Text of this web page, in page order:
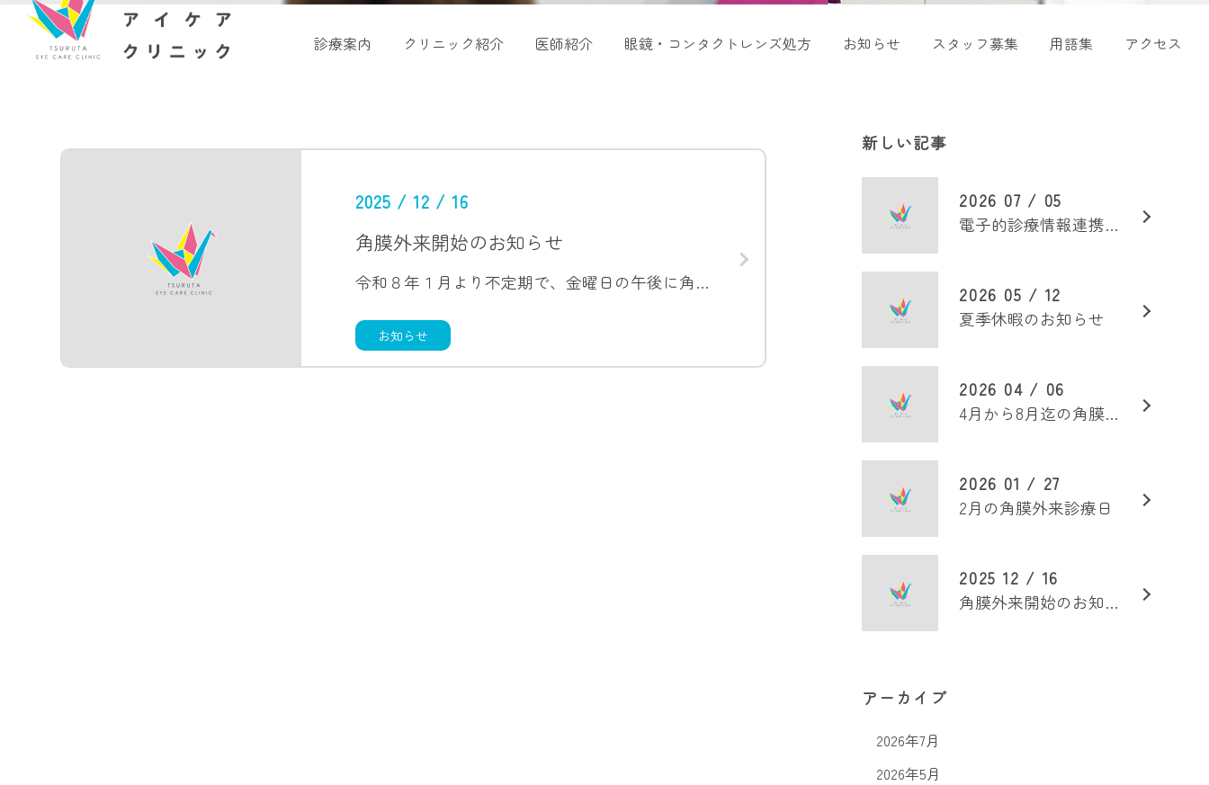
診療案内 クリニック紹介 医師紹介 眼鏡・コンタクトレンズ処方 お知らせ スタッフ募集 用語集 アクセス
2025 / 12 / 16
角膜外来開始のお知らせ
令和８年１月より不定期で、金曜日の午後に角膜外来を行うこととなりました。 一般外来も併せて行います。 当日の診療は妹尾正特任教授（元獨協医科大学眼科教授）が担当し、院長は手術に入るため不在となります。 受診をご希望の方は […]
お知らせ
新しい記事
2026 07 / 05
電子的診療情報連携体制整備加算
2026 05 / 12
夏季休暇のお知らせ
2026 04 / 06
4月から8月迄の角膜外来診療日
2026 01 / 27
2月の角膜外来診療日
2025 12 / 16
角膜外来開始のお知らせ
アーカイブ
2026年7月
2026年5月